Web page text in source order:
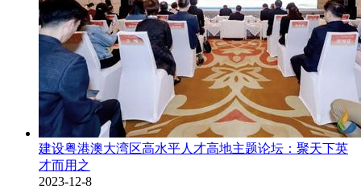
建设粤港澳大湾区高水平人才高地主题论坛：聚天下英
才而用之
2023-12-8